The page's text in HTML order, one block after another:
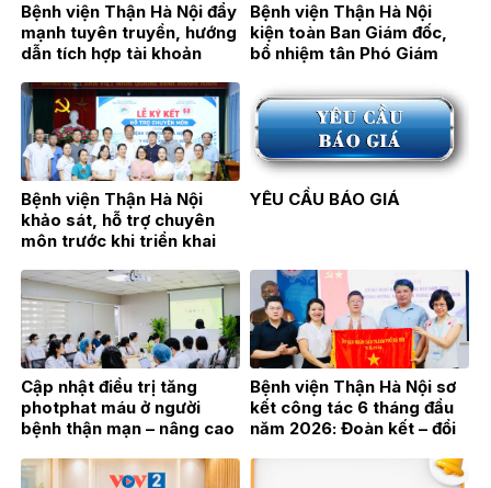
Bệnh viện Thận Hà Nội đẩy
mạnh tuyên truyền, hướng
dẫn tích hợp tài khoản
ứng dụng VNeID
Bệnh viện Thận Hà Nội
kiện toàn Ban Giám đốc,
bổ nhiệm tân Phó Giám
Bích Hằng
Bệnh viện Thận Hà Nội
khảo sát, hỗ trợ chuyên
môn trước khi triển khai
tại Bệnh viện Đa khoa Hoài
Đức
YÊU CẦU BÁO GIÁ
Cập nhật điều trị tăng
photphat máu ở người
bệnh thận mạn – nâng cao
hành lâm sàng
Bệnh viện Thận Hà Nội sơ
kết công tác 6 tháng đầu
năm 2026: Đoàn kết – đổi
triển bền vững